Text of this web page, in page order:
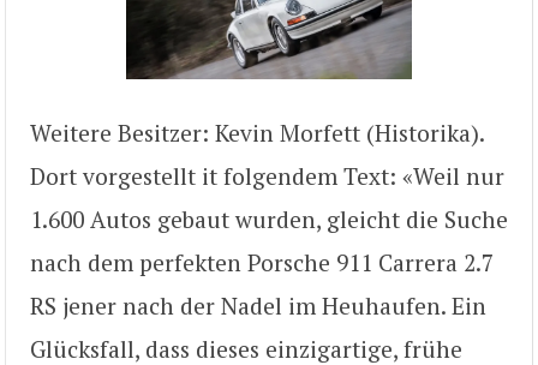
Weitere Besitzer: Kevin Morfett (Historika).
Dort vorgestellt it folgendem Text: «Weil nur
1.600 Autos gebaut wurden, gleicht die Suche
nach dem perfekten Porsche 911 Carrera 2.7
RS jener nach der Nadel im Heuhaufen. Ein
Glücksfall, dass dieses einzigartige, frühe